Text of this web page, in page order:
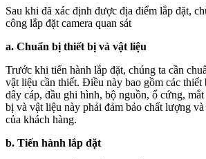
Sau khi đã xác định được địa điểm lắp đặt,
công lắp đặt camera quan sát
a. Chuẩn bị thiết bị và vật liệu
Trước khi tiến hành lắp đặt, chúng ta cần
vật liệu cần thiết. Điều này bao gồm các thiết
dây cáp, đầu ghi hình, bộ nguồn, ổ cứng,
bị và vật liệu này phải đảm bảo chất lượng
của khách hàng.
b. Tiến hành lắp đặt